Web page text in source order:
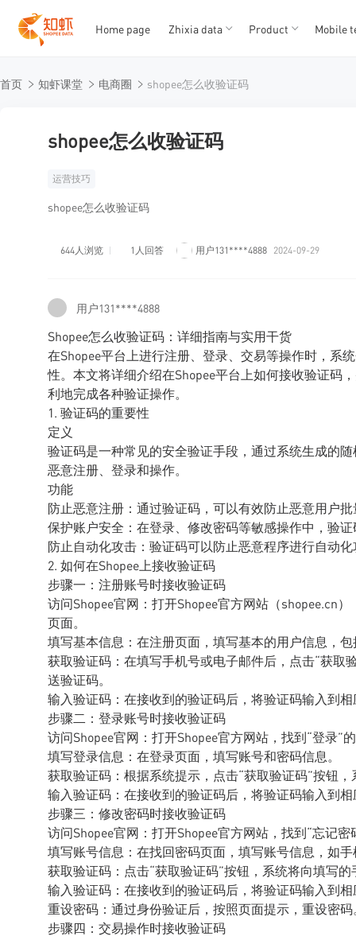
12345
Home page Zhixia data Product Mobile
首页 知虾课堂 电商圈 shopee怎么收验证码
shopee怎么收验证码
运营技巧
shopee怎么收验证码
644人浏览 1人回答 用户131****4888 2024-09-29
用户131****4888
Shopee怎么收验证码：详细指南与实用干货
在Shopee平台上进行注册、登录、交易等操作时，系
性。本文将详细介绍在Shopee平台上如何接收验证码
利地完成各种验证操作。
1. 验证码的重要性
定义
验证码是一种常见的安全验证手段，通过系统生成的
恶意注册、登录和操作。
功能
防止恶意注册：通过验证码，可以有效防止恶意用户
保护账户安全：在登录、修改密码等敏感操作中，验
防止自动化攻击：验证码可以防止恶意程序进行自动
2. 如何在Shopee上接收验证码
步骤一：注册账号时接收验证码
访问Shopee官网：打开Shopee官方网站（shopee.cn
页面。
填写基本信息：在注册页面，填写基本的用户信息，
获取验证码：在填写手机号或电子邮件后，点击“获取
送验证码。
输入验证码：在接收到的验证码后，将验证码输入到
步骤二：登录账号时接收验证码
访问Shopee官网：打开Shopee官方网站，找到“登录”
填写登录信息：在登录页面，填写账号和密码信息。
获取验证码：根据系统提示，点击“获取验证码”按钮
输入验证码：在接收到的验证码后，将验证码输入到
步骤三：修改密码时接收验证码
访问Shopee官网：打开Shopee官方网站，找到“忘记
填写账号信息：在找回密码页面，填写账号信息，如
获取验证码：点击“获取验证码”按钮，系统将向填写
输入验证码：在接收到的验证码后，将验证码输入到
重设密码：通过身份验证后，按照页面提示，重设密码
步骤四：交易操作时接收验证码